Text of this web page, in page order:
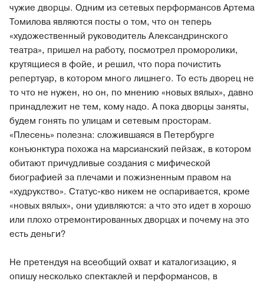
чужие дворцы. Одним из сетевых перформансов Артема
Томилова являются посты о том, что он теперь
«художественный руководитель Александринского
театра», пришел на работу, посмотрел проморолики,
крутящиеся в фойе, и решил, что пора почистить
репертуар, в котором много лишнего. То есть дворец не
то что не нужен, но он, по мнению «новых вялых», давно
принадлежит не тем, кому надо. А пока дворцы заняты,
будем гонять по улицам и сетевым просторам.
«Плесень» полезна: сложившаяся в Петербурге
конъюнктура похожа на марсианский пейзаж, в котором
обитают причудливые создания с мифической
биографией за плечами и пожизненным правом на
«худрукство». Статус-кво никем не оспаривается, кроме
«новых вялых», они удивляются: а что это идет в хорошо
или плохо отремонтированных дворцах и почему на это
есть деньги?
Не претендуя на всеобщий охват и каталогизацию, я
опишу несколько спектаклей и перформансов, в